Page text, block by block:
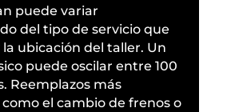
puede variar
del tipo de servicio que
la ubicación del taller. Un
puede oscilar entre 100
Reemplazos más
el cambio de frenos o